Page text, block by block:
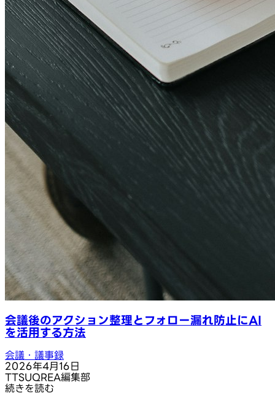
会議後のアクション整理とフォロー漏れ防止にAI
を活用する方法
会議・議事録
2026年4月16日
TTSUQREA編集部
続きを読む